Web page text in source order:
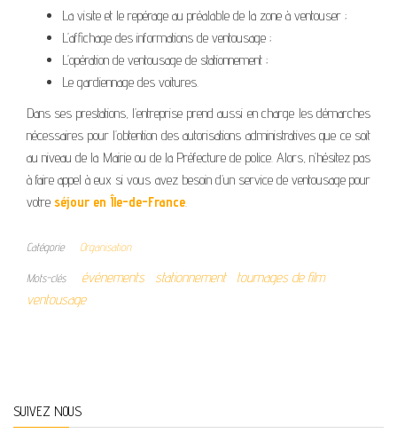
La visite et le repérage au préalable de la zone à ventouser ;
L’affichage des informations de ventousage ;
L’opération de ventousage de stationnement ;
Le gardiennage des voitures.
Dans ses prestations, l’entreprise prend aussi en charge les démarches
nécessaires pour l’obtention des autorisations administratives que ce soit
au niveau de la Mairie ou de la Préfecture de police. Alors, n’hésitez pas
à faire appel à eux si vous avez besoin d’un service de ventousage pour
votre séjour en Île-de-France.
Catégorie Organisation
Mots-clés événements stationnement
tournages de film
ventousage
SUIVEZ NOUS